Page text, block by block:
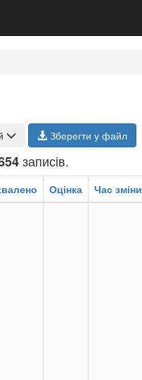
Зберегти у файл
записів.
Оцінка Час зміни